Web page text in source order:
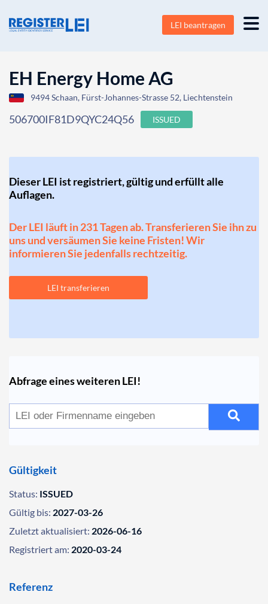
LEI beantragen
EH Energy Home AG
9494 Schaan, Fürst-Johannes-Strasse 52, Liechtenstein
506700IF81D9QYC24Q56 ISSUED
Dieser LEI ist registriert, gültig und erfüllt alle
Auflagen.
Der LEI läuft in 231 Tagen ab. Transferieren Sie ihn zu
uns und versäumen Sie keine Fristen! Wir
informieren Sie jedenfalls rechtzeitig.
LEI transferieren
Abfrage eines weiteren LEI!
Gültigkeit
Status: ISSUED
Gültig bis: 2027-03-26
Zuletzt aktualisiert: 2026-06-16
Registriert am: 2020-03-24
Referenz